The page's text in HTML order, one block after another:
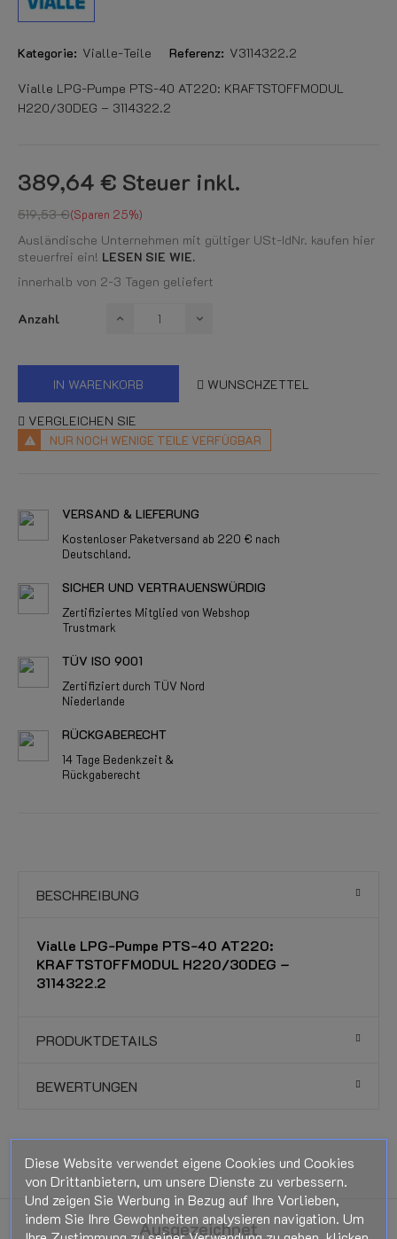
Kategorie: Vialle-Teile Referenz: V3114322.2
Vialle LPG-Pumpe PTS-40 AT220: KRAFTSTOFFMODUL
H220/30DEG – 3114322.2
389,64 € Steuer inkl.
519,53 € Sparen 25%
Ausländische Unternehmen mit gültiger USt-IdNr. kaufen hier
steuerfrei ein! LESEN SIE WIE.
innerhalb von 2-3 Tagen geliefert
Anzahl
IN WARENKORB WUNSCHZETTEL
VERGLEICHEN SIE
NUR NOCH WENIGE TEILE VERFÜGBAR
VERSAND & LIEFERUNG
Kostenloser Paketversand ab 220 € nach
Deutschland.
SICHER UND VERTRAUENSWÜRDIG
Zertifiziertes Mitglied von Webshop
Trustmark
TÜV ISO 9001
Zertifiziert durch TÜV Nord
Niederlande
RÜCKGABERECHT
14 Tage Bedenkzeit &
Rückgaberecht
BESCHREIBUNG
Vialle LPG-Pumpe PTS-40 AT220:
KRAFTSTOFFMODUL H220/30DEG –
3114322.2
PRODUKTDETAILS
BEWERTUNGEN
Ausgezeichnet
Diese Website verwendet eigene Cookies und Cookies
von Drittanbietern, um unsere Dienste zu verbessern.
Und zeigen Sie Werbung in Bezug auf Ihre Vorlieben,
indem Sie Ihre Gewohnheiten analysieren navigation. Um